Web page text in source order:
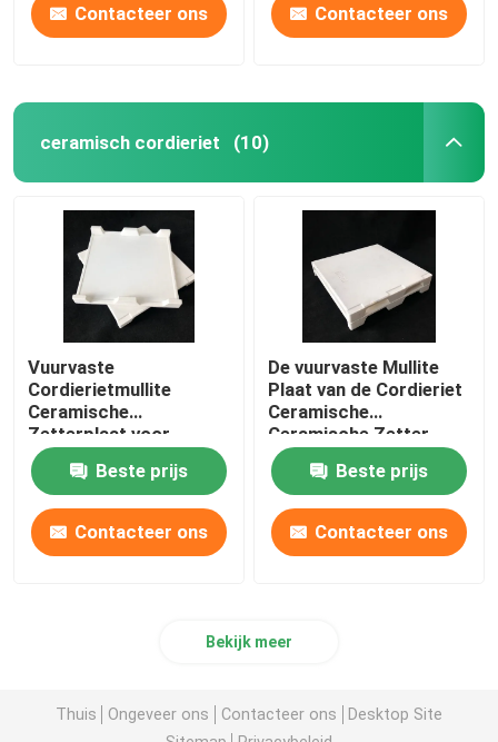
Contacteer ons Contacteer ons
ceramisch cordieriet (10)
Vuurvaste
Cordierietmullite
Ceramische
Zetterplaat voor
Fornuismeubilair
Beste prijs
Contacteer ons
De vuurvaste Mullite
Plaat van de Cordieriet
Ceramische
Ceramische Zetter
voor de Tunneloven van
het Ovenmeubilair
Beste prijs
Contacteer ons
Bekijk meer
Thuis Ongeveer ons Contacteer ons
Desktop Site